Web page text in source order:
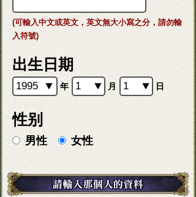
(可輸入中文或英文，英文無大小寫之分，請勿輸
入符號)
出生日期
年 月 日
性别
男性 女性